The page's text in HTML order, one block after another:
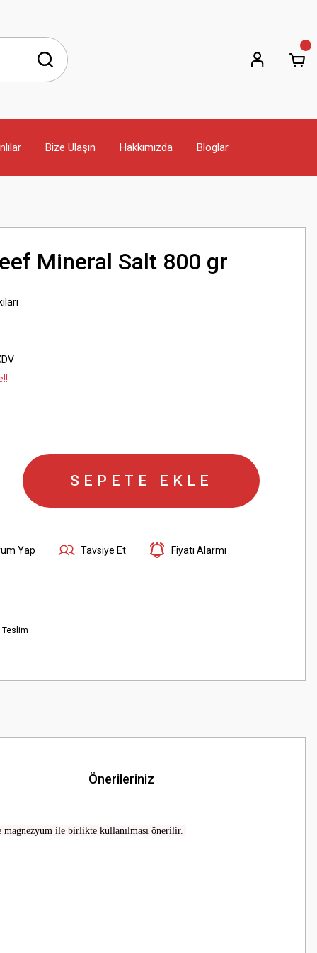
Bize Ulaşın Hakkımızda Bloglar
Mineral Salt 800 gr
SEPETE EKLE
Yap Tavsiye Et Fiyatı Alarmı
Teslim
Önerileriniz
ile birlikte kullanılması önerilir.